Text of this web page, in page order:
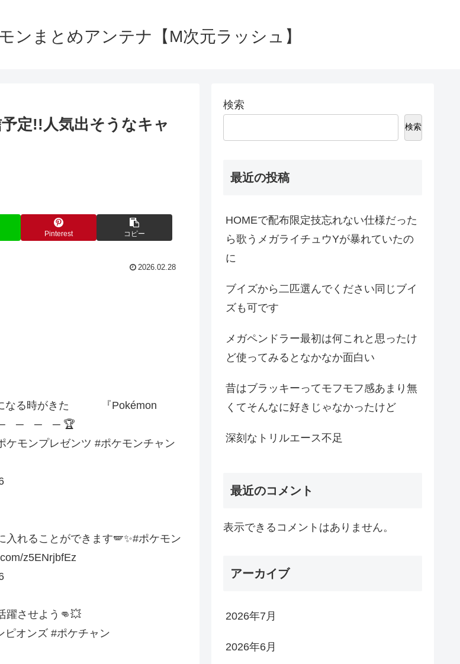
ンまとめアンテナ【M次元ラッシュ】
定!!人気出そうなキャ
Pinterest コピー
2026.02.28
る時がきた 『Pokémon
─ ─ ─ ─ 🏆
モンプレゼンツ #ポケモンチャン
れることができます🪽✨#ポケモン
z5ENrjbfEz
躍させよう👊💥
オンズ #ポケチャン
検索
検索
最近の投稿
HOMEで配布限定技忘れない仕様だった
ら歌うメガライチュウYが暴れていたの
に
ブイズから二匹選んでください同じブイ
ズも可です
メガペンドラー最初は何これと思ったけ
ど使ってみるとなかなか面白い
昔はブラッキーってモフモフ感あまり無
くてそんなに好きじゃなかったけど
深刻なトリルエース不足
最近のコメント
表示できるコメントはありません。
アーカイブ
2026年7月
2026年6月